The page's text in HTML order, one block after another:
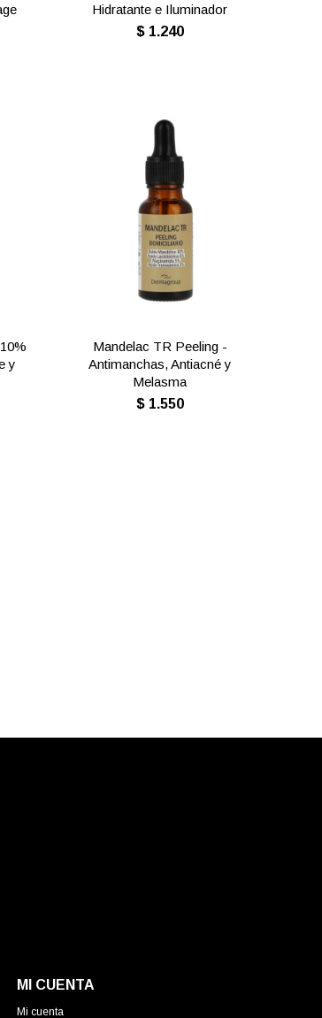
Hidratante e Iluminador
$ 1.240
y
Mandelac TR Peeling -
Antimanchas, Antiacné y
Melasma
$ 1.550
MI CUENTA
Mi cuenta